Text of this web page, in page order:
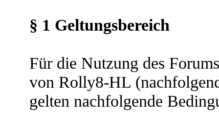
§ 1 Geltungsbereich
Für die Nutzung des
von Rolly8-HL
gelten nachfolgende